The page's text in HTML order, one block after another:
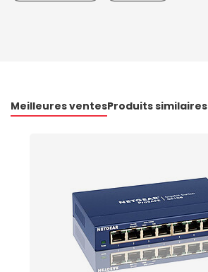
Meilleures ventesProduits similaires